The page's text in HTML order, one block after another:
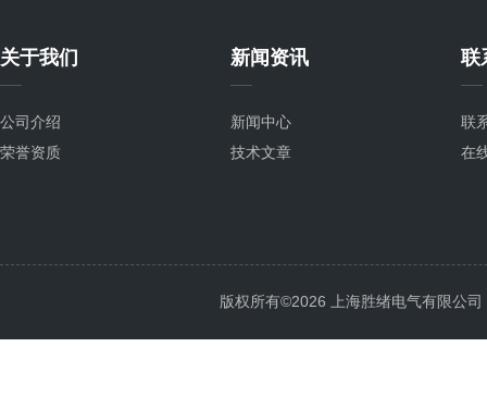
关于我们
公司介绍
荣誉资质
新闻资讯
新闻中心
技术文章
联
联
在
版权所有©2026 上海胜绪电气有限公